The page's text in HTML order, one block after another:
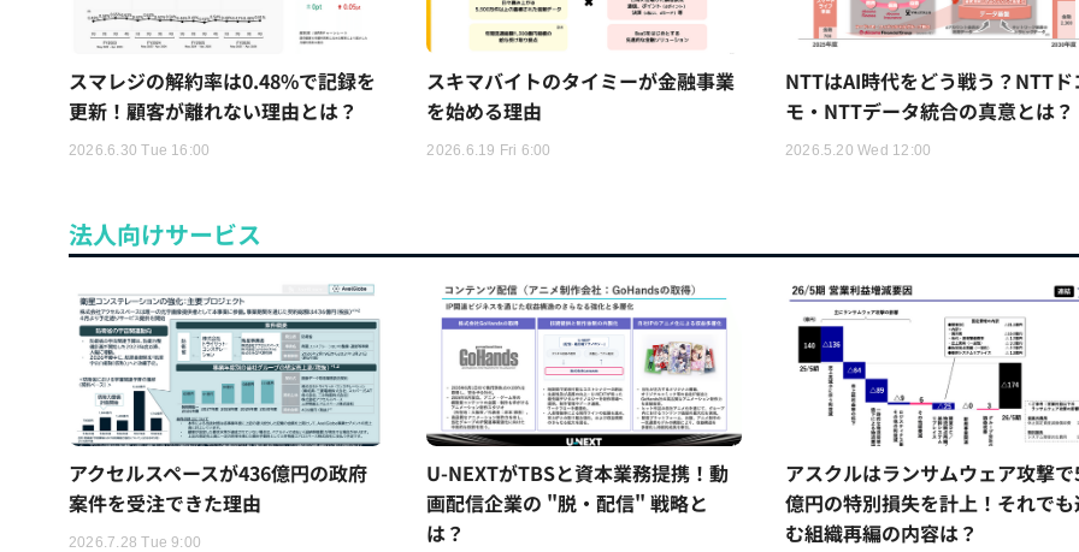
スマレジの解約率は0.48%で記録を
更新！顧客が離れない理由とは？
2026.6.30 Tue 16:00
スキマバイトのタイミーが金融事業
を始める理由
2026.6.19 Fri 6:00
NTTはAI時代をどう戦う？NTTド
モ・NTTデータ統合の真意とは？
2026.5.20 Wed 12:00
法人向けサービス
アクセルスペースが436億円の政府
案件を受注できた理由
2026.7.28 Tue 9:00
U-NEXTがTBSと資本業務提携！動
画配信企業の "脱・配信" 戦略と
は？
アスクルはランサムウェア攻撃
億円の特別損失を計上！それでも
む組織再編の内容は？